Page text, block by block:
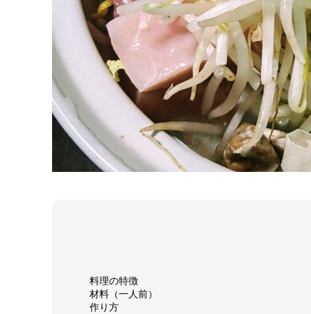
料理の特徴
材料（一人前）
作り方